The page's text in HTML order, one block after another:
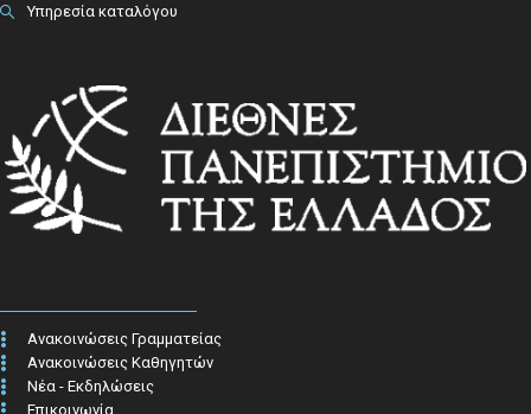
Υπηρεσία καταλόγου
Ανακοινώσεις Γραμματείας
Ανακοινώσεις Καθηγητών
Νέα - Εκδηλώσεις
Επικοινωνία